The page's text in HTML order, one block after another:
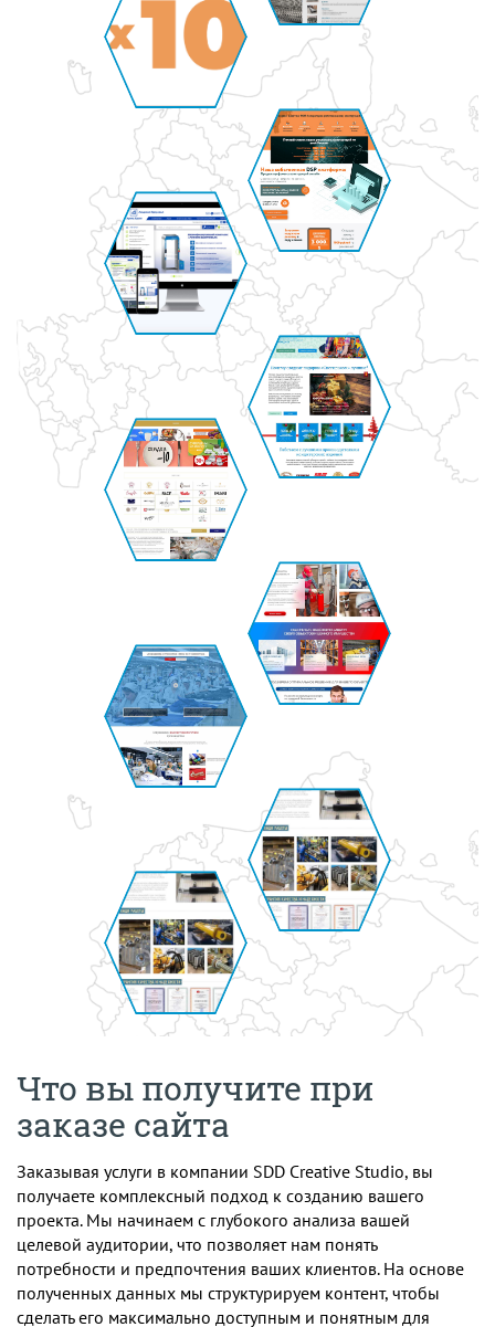
Что вы получите при
заказе сайта
Заказывая услуги в компании SDD Creative Studio, вы
получаете комплексный подход к созданию вашего
проекта. Мы начинаем с глубокого анализа вашей
целевой аудитории, что позволяет нам понять
потребности и предпочтения ваших клиентов. На основе
полученных данных мы структурируем контент, чтобы
сделать его максимально доступным и понятным для